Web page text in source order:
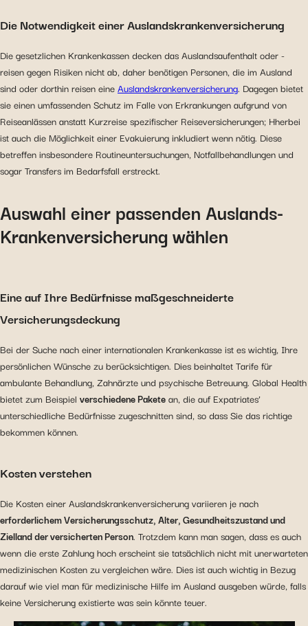
Die Notwendigkeit einer Auslandskrankenversicherung
Die gesetzlichen Krankenkassen decken das Auslandsaufenthalt oder -
reisen gegen Risiken nicht ab, daher benötigen Personen, die im Ausland
sind oder dorthin reisen eineAuslandskrankenversicherung. Dagegen bietet
sie einen umfassenden Schutz im Falle von Erkrankungen aufgrund von
Reiseanlässen anstatt Kurzreise spezifischer Reiseversicherungen; Hherbei
ist auch die Möglichkeit einer Evakuierung inkludiert wenn nötig. Diese
betreffen insbesondere Routineuntersuchungen, Notfallbehandlungen und
sogar Transfers im Bedarfsfall erstreckt.
Auswahl einer passenden Auslands-
Krankenversicherung wählen
Eine auf Ihre Bedürfnisse maßgeschneiderte
Versicherungsdeckung
Bei der Suche nach einer internationalen Krankenkasse ist es wichtig, Ihre
persönlichen Wünsche zu berücksichtigen. Dies beinhaltet Tarife für
ambulante Behandlung, Zahnärzte und psychische Betreuung. Global Health
bietet zum Beispiel verschiedene Paketean, die auf Expatriates’
unterschiedliche Bedürfnisse zugeschnitten sind, so dass Sie das richtige
bekommen können.
Kosten verstehen
Die Kosten einer Auslandskrankenversicherung variieren je nach
erforderlichem Versicherungsschutz, Alter, Gesundheitszustand und
Zielland der versicherten Person. Trotzdem kann man sagen, dass es auch
wenn die erste Zahlung hoch erscheint sie tatsächlich nicht mit unerwarteten
medizinischen Kosten zu vergleichen wäre. Dies ist auch wichtig in Bezug
darauf wie viel man für medizinische Hilfe im Ausland ausgeben würde, falls
keine Versicherung existierte was sein könnte teuer.